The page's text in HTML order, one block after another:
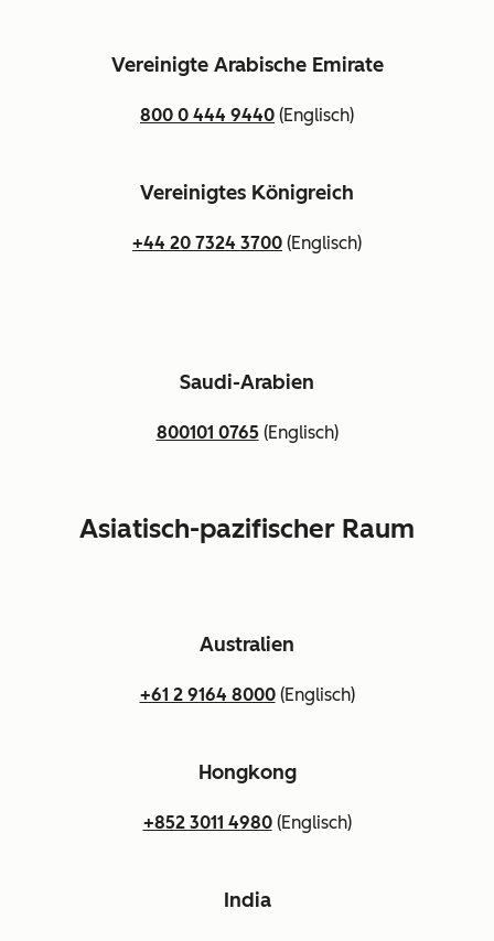
Vereinigte Arabische Emirate
800 0 444 9440 (Englisch)
Vereinigtes Königreich
+44 20 7324 3700 (Englisch)
Saudi-Arabien
800101 0765(Englisch)
Asiatisch-pazifischer Raum
Australien
+61 2 9164 8000(Englisch)
Hongkong
+852 3011 4980(Englisch)
India